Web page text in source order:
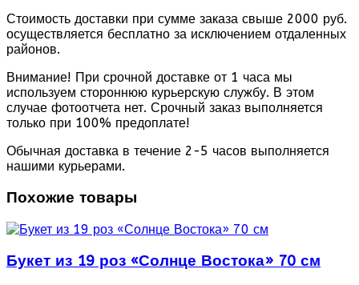
Стоимость доставки при сумме заказа свыше 2000 руб.
осуществляется бесплатно за исключением отдаленных
районов.
Внимание! При срочной доставке от 1 часа мы
используем стороннюю курьерскую службу. В этом
случае фотоотчета нет. Срочный заказ выполняется
только при 100% предоплате!
Обычная доставка в течение 2-5 часов выполняется
нашими курьерами.
Похожие товары
Букет из 19 роз «Солнце Востока» 70 см